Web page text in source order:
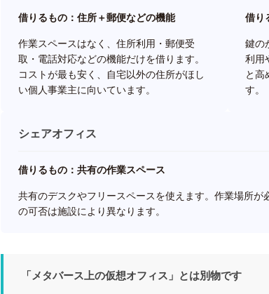
借りるもの：住所＋郵便などの機能
作業スペースはなく、住所利用・郵便受
取・電話対応などの機能だけを借ります。
コストが最も安く、自宅以外の住所がほし
い個人事業主に向いています。
借り
鍵の
利用
と高
す。
シェアオフィス
借りるもの：共有の作業スペース
共有のデスクやフリースペースを使えます。作業場所
の可否は施設により異なります。
「メタバース上の仮想オフィス」とは別物です